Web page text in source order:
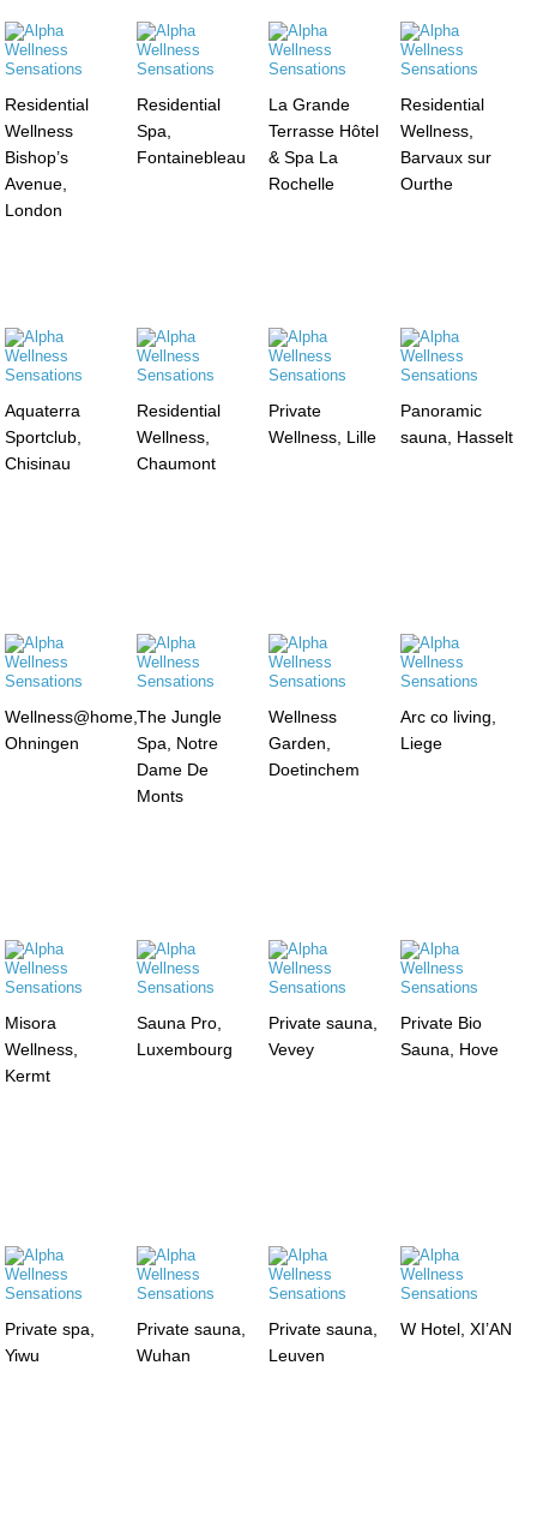
Residential
Wellness
Bishop’s
Avenue,
London
Residential
Spa,
Fontainebleau
La Grande
Terrasse Hôtel
& Spa La
Rochelle
Residential
Wellness,
Barvaux sur
Ourthe
Aquaterra
Sportclub,
Chisinau
Residential
Wellness,
Chaumont
Private
Wellness, Lille
Panoramic
sauna, Hasselt
Wellness@home,
Ohningen
The Jungle
Spa, Notre
Dame De
Monts
Wellness
Garden,
Doetinchem
Arc co living,
Liege
Misora
Wellness,
Kermt
Sauna Pro,
Luxembourg
Private sauna,
Vevey
Private Bio
Sauna, Hove
Private spa,
Yiwu
Private sauna,
Wuhan
Private sauna,
Leuven
W Hotel, XI’AN